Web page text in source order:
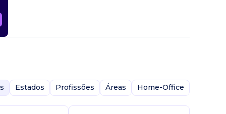
Estados Profissões Áreas Home-Office